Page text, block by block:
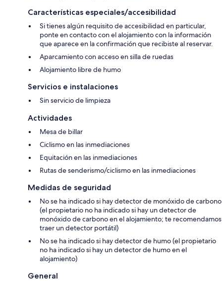
Características especiales/accesibilidad
Si tienes algún requisito de accesibilidad en particular,
ponte en contacto con el alojamiento con la información
que aparece en la confirmación que recibiste al reservar.
Aparcamiento con acceso en silla de ruedas
Alojamiento libre de humo
Servicios e instalaciones
Sin servicio de limpieza
Actividades
Mesa de billar
Ciclismo en las inmediaciones
Equitación en las inmediaciones
Rutas de senderismo/ciclismo en las inmediaciones
Medidas de seguridad
No se ha indicado si hay detector de monóxido de carbono
(el propietario no ha indicado si hay un detector de
monóxido de carbono en el alojamiento; te recomendamos
traer un detector portátil)
No se ha indicado si hay detector de humo (el propietario
no ha indicado si hay un detector de humo en el
alojamiento)
General